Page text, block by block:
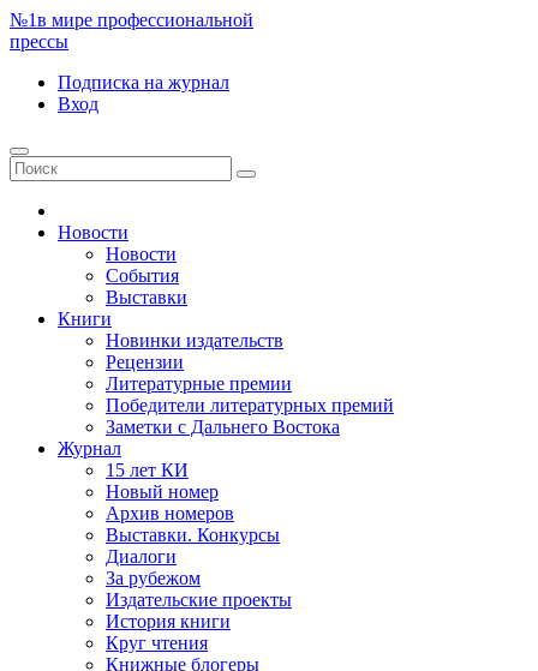
№1в мире профессиональной
прессы
Подписка на журнал
Вход
Новости
Новости
События
Выставки
Книги
Новинки издательств
Рецензии
Литературные премии
Победители литературных премий
Заметки с Дальнего Востока
Журнал
15 лет КИ
Новый номер
Архив номеров
Выставки. Конкурсы
Диалоги
За рубежом
Издательские проекты
История книги
Круг чтения
Книжные блогеры